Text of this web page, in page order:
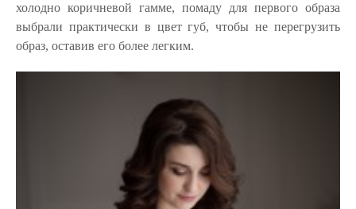
холодно коричневой гамме, помаду для первого образа
выбрали практически в цвет губ, чтобы не перегрузить
образ, оставив его более легким.